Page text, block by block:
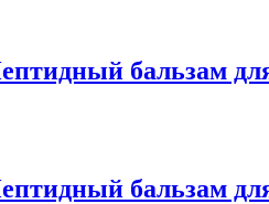
бальзам
бальзам